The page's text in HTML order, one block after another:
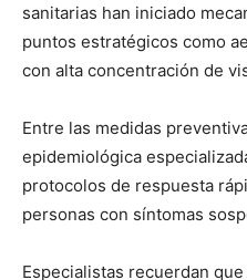
sanitarias han iniciado
puntos estratégicos como
con alta concentración de
Entre las medidas
epidemiológica
protocolos de respuesta
personas con síntomas
Especialistas recuerdan